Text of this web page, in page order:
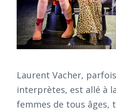
Laurent Vacher,
interprètes, est allé à
femmes de tous âges,